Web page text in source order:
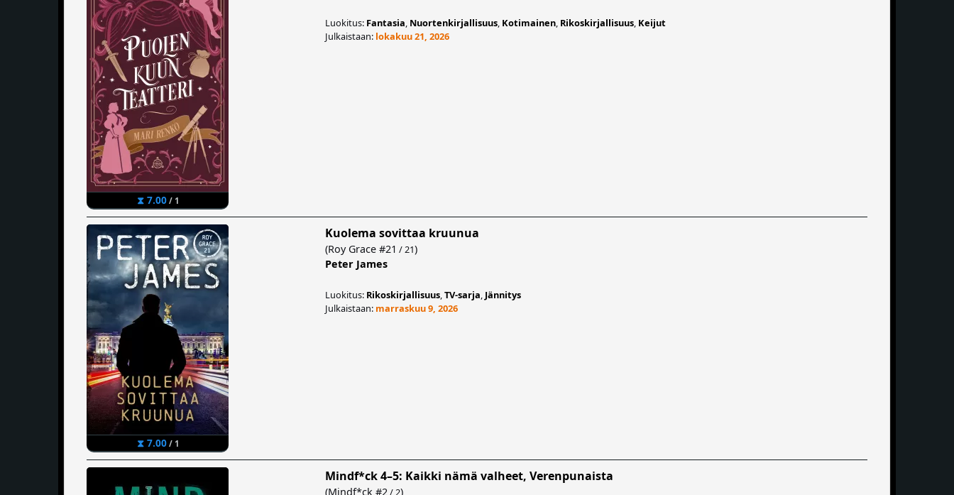
⧗ 7.00/ 1
Luokitus: Fantasia, Nuortenkirjallisuus, Kotimainen, Rikoskirjallisuus, Keijut
Julkaistaan: lokakuu 21, 2026
⧗ 7.00/ 1
Kuolema sovittaa kruunua
(Roy Grace #21 / 21)
Peter James
Luokitus: Rikoskirjallisuus,TV-sarja, Jännitys
Julkaistaan: marraskuu 9, 2026
Mindf*ck 4–5: Kaikki nämä valheet, Verenpunaista
(Mindf*ck #2 / 2)